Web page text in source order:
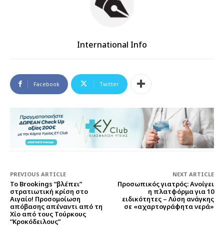
International Info
Facebook Twitter
PREVIOUS ARTICLE
Το Brookings “βλέπει”
στρατιωτική κρίση στο
Αιγαίο! Προσομοίωση
απόβασης απέναντι από τη
Χίο από τους Τούρκους
“Κροκόδειλους”
NEXT ARTICLE
Προσωπικός γιατρός: Ανοίγει
η πλατφόρμα για 10
ειδικότητες – Λύση ανάγκης
σε «αχαρτογράφητα νερά»